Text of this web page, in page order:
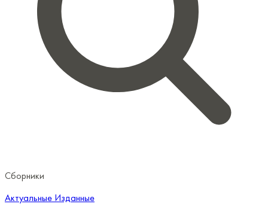
Сборники
Актуальные Изданные